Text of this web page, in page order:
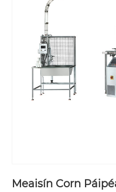
Meaisín Corn